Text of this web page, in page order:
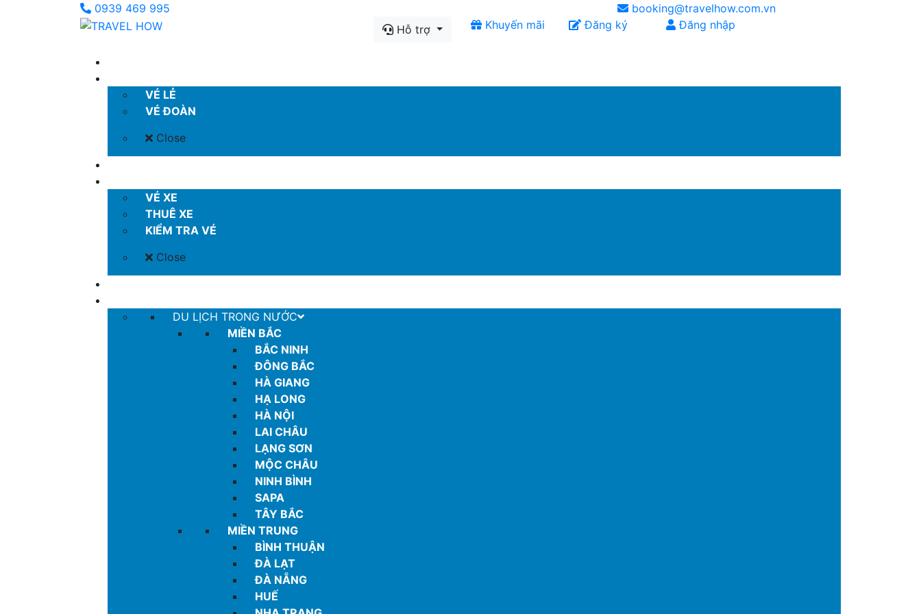
0939 469 995
booking@travelhow.com.vn
Hỗ trợ
Khuyến mãi Đăng ký Đăng nhập
VÉ LẺ
VÉ ĐOÀN
Close
VÉ XE
THUÊ XE
KIỂM TRA VÉ
Close
DU LỊCH TRONG NƯỚC
MIỀN BẮC
BẮC NINH
ĐÔNG BẮC
HÀ GIANG
HẠ LONG
HÀ NỘI
LAI CHÂU
LẠNG SƠN
MỘC CHÂU
NINH BÌNH
SAPA
TÂY BẮC
MIỀN TRUNG
BÌNH THUẬN
ĐÀ LẠT
ĐÀ NẴNG
HUẾ